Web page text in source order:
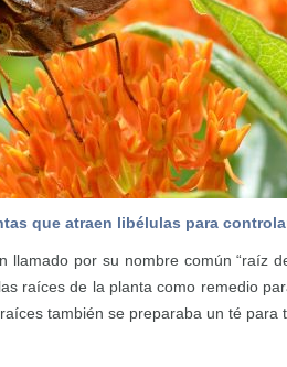
que atraen libélulas para
llamado por su nombre común “raíz
raíces de la planta como remedio
también se preparaba un té para